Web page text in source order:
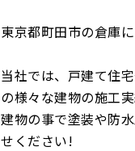
東京都町田市の倉庫
当社では、戸建て住
の様々な建物の施工実
建物の事で塗装や防
せください!